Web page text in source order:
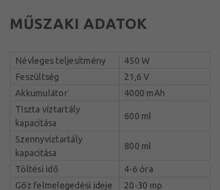
Magas hőmérsékletű gőz a higiénikus tisztításért
Öntisztító funkció
Két tartályos kialakítás a szennyezett víz és tiszta
víz elkülönítéséhez
Intuitív LED-kijelző hangos visszajelzéssel
HEPA-szűrés a jobb levegőminőségért
Cserélhető kefehenger
Gyors- és normál töltési lehetőség
A termék ajánlott:
Kisgyermekes, kisállatos háztartások számára,
MŰSZAKI ADATOK
Névleges teljesítmény
450 W
Feszültség
21,6 V
Akkumulátor
4000 mAh
Tiszta víztartály
kapacitása
600 ml
Szennyvíztartály
kapacitása
800 ml
Töltési idő
4-6 óra
Gőz felmelegedési ideje
20-30 mp